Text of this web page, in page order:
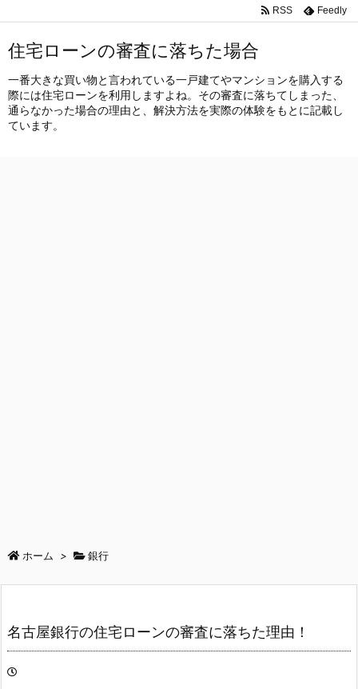
RSS Feedly
住宅ローンの審査に落ちた場合
一番大きな買い物と言われている一戸建てやマンションを購入する
際には住宅ローンを利用しますよね。その審査に落ちてしまった、
通らなかった場合の理由と、解決方法を実際の体験をもとに記載し
ています。
ホーム > 銀行
名古屋銀行の住宅ローンの審査に落ちた理由！